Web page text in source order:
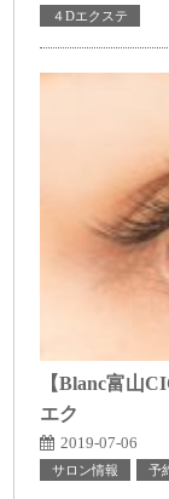
４Dエクステ
【Blanc富山
エク
2019-07-06
サロン情報 予